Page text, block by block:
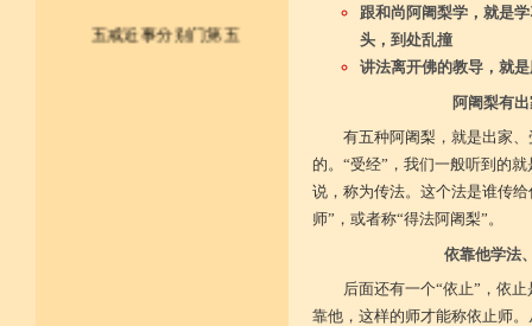
跟和尚阿阇梨学，就是
头，到处乱撞
讲法离开佛的教导，就
阿阇梨有
有五种阿阇梨，就是出家
的。“受经”，我们一般听到的
说，称为传法。这个法是谁传
师”，或者称“得法阿阇梨”。
依靠他学法
后面还有一个“依止”，依
靠他，这样的师才能称依止师
五戒近事分别门第五